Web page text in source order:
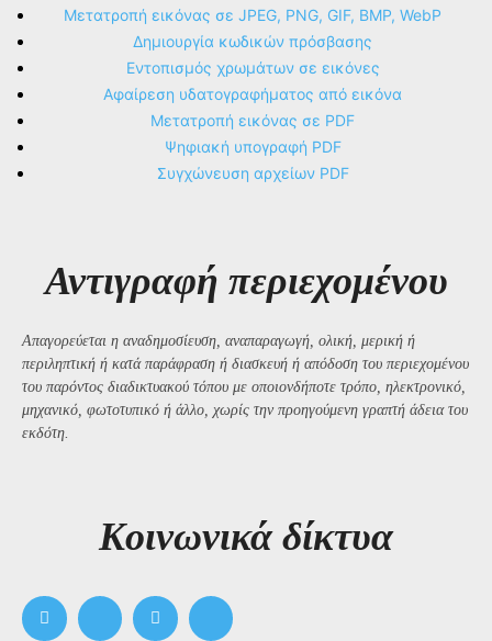
Μετατροπή εικόνας σε JPEG, PNG, GIF, BMP, WebP
Δημιουργία κωδικών πρόσβασης
Εντοπισμός χρωμάτων σε εικόνες
Αφαίρεση υδατογραφήματος από εικόνα
Μετατροπή εικόνας σε PDF
Ψηφιακή υπογραφή PDF
Συγχώνευση αρχείων PDF
Αντιγραφή περιεχομένου
Απαγορεύεται η αναδημοσίευση, αναπαραγωγή, ολική, μερική ή
περιληπτική ή κατά παράφραση ή διασκευή ή απόδοση του περιεχομένου
του παρόντος διαδικτυακού τόπου με οποιονδήποτε τρόπο, ηλεκτρονικό,
μηχανικό, φωτοτυπικό ή άλλο, χωρίς την προηγούμενη γραπτή άδεια του
εκδότη.
Kοινωνικά δίκτυα